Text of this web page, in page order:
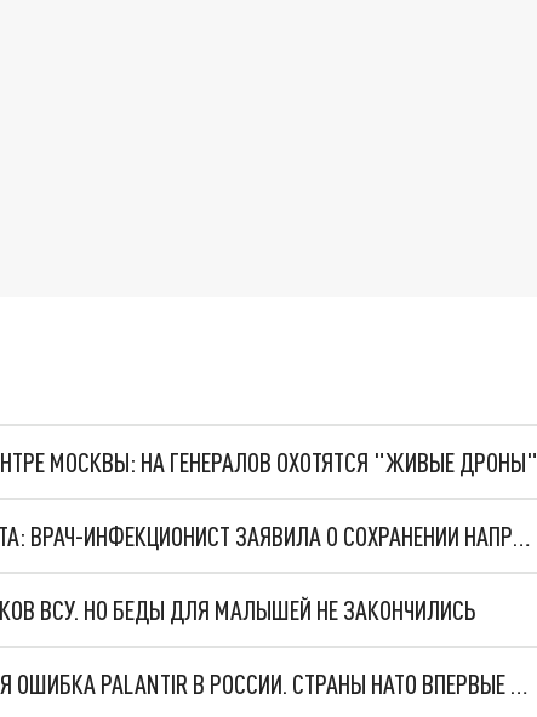
МОСКВЫ: НА ГЕНЕРАЛОВ ОХОТЯТСЯ "ЖИВЫЕ ДРОНЫ"
КОРОНАВИРУС НА КУБАНИ К 8 АВГУСТА: ВРАЧ-ИНФЕКЦИОНИСТ ЗАЯВИЛА О СОХРАНЕНИИ НАПРЯЖЕННОЙ ЭПИДСИТУАЦИИ
ВСУ. НО БЕДЫ ДЛЯ МАЛЫШЕЙ НЕ ЗАКОНЧИЛИСЬ
"ОЧЕНЬ ПЛОХИЕ НОВОСТИ": БОЛЬШАЯ ОШИБКА PALANTIR В РОССИИ. СТРАНЫ НАТО ВПЕРВЫЕ ЗА СВО ОСТАНОВИЛИ ПОСТАВКИ ОРУЖИЯ. ВСУ ТЕРЯЮТ ПРИГРАНИЧЬЕ?